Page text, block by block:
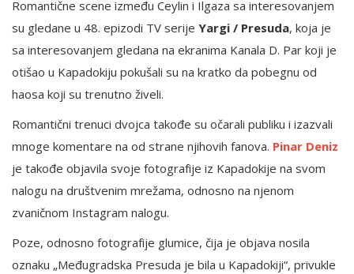
Romantične scene između Ceylin i Ilgaza sa interesovanjem
su gledane u 48. epizodi TV serije Yargi / Presuda, koja je
sa interesovanjem gledana na ekranima Kanala D. Par koji je
otišao ​​u Kapadokiju pokušali su na kratko da pobegnu od
haosa koji su trenutno živeli.
Romantični trenuci dvojca takođe su očarali publiku i izazvali
mnoge komentare na od strane njihovih fanova. Pinar Deniz
je takođe objavila svoje fotografije iz Kapadokije na svom
nalogu na društvenim mrežama, odnosno na njenom
zvaničnom Instagram nalogu.
Poze, odnosno fotografije glumice, čija je objava nosila
oznaku „Međugradska Presuda je bila u Kapadokiji“, privukle